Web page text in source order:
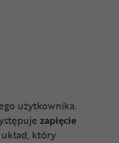
użytkownika.
zapięcie
który